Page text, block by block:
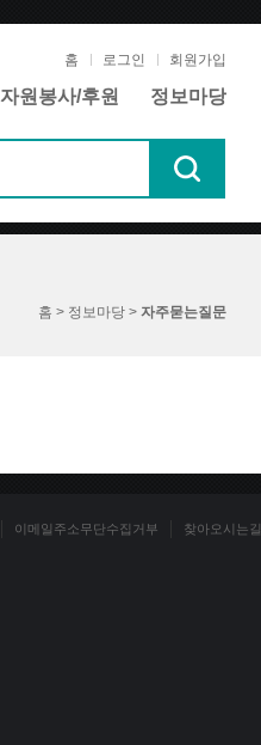
홈 로그인 회원가입
자원봉사/후원 정보마당
홈 > 정보마당 > 자주묻는질문
이메일주소무단수집거부 찾아오시는길